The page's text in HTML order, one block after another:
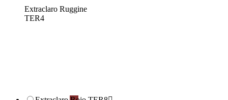
Extraclaro Ruggine
TER4